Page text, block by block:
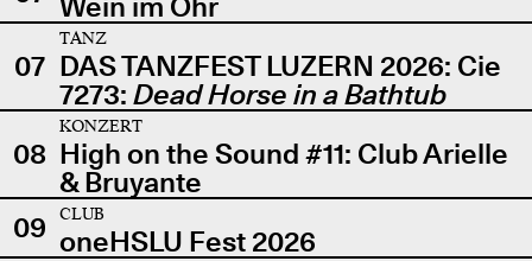
07
TANZ
DAS TANZFEST LUZERN 2026: Cie
7273: Dead Horse in a Bathtub
08
KONZERT
High on the Sound #11: Club Arielle
& Bruyante
09
CLUB
oneHSLU Fest 2026